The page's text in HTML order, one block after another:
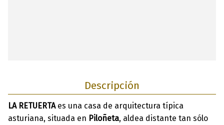
Descripción
LA RETUERTAes una casa de arquitectura típica
asturiana, situada en Piloñeta, aldea distante tan sólo